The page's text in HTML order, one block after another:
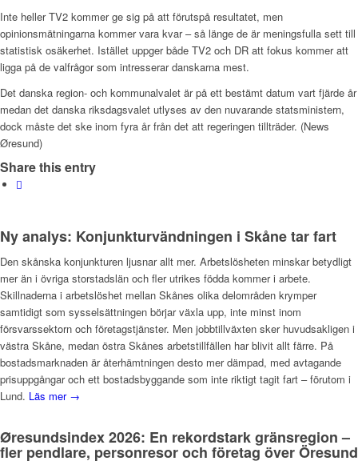
Inte heller TV2 kommer ge sig på att förutspå resultatet, men
opinionsmätningarna kommer vara kvar – så länge de är meningsfulla sett till
statistisk osäkerhet. Istället uppger både TV2 och DR att fokus kommer att
ligga på de valfrågor som intresserar danskarna mest.
Det danska region- och kommunalvalet är på ett bestämt datum vart fjärde år
medan det danska riksdagsvalet utlyses av den nuvarande statsministern,
dock måste det ske inom fyra år från det att regeringen tillträder. (News
Øresund)
Share this entry
Ny analys: Konjunkturvändningen i Skåne tar fart
Den skånska konjunkturen ljusnar allt mer. Arbetslösheten minskar betydligt
mer än i övriga storstadslän och fler utrikes födda kommer i arbete.
Skillnaderna i arbetslöshet mellan Skånes olika delområden krymper
samtidigt som sysselsättningen börjar växla upp, inte minst inom
försvarssektorn och företagstjänster. Men jobbtillväxten sker huvudsakligen i
västra Skåne, medan östra Skånes arbetstillfällen har blivit allt färre. På
bostadsmarknaden är återhämtningen desto mer dämpad, med avtagande
prisuppgångar och ett bostadsbyggande som inte riktigt tagit fart – förutom i
Lund. Läs mer →
Øresundsindex 2026: En rekordstark gränsregion –
fler pendlare, personresor och företag över Öresund